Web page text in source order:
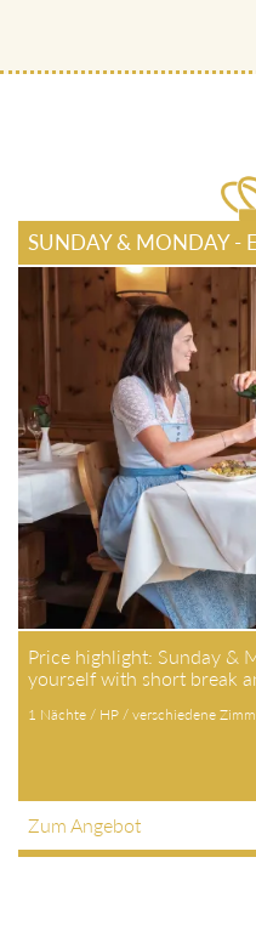
SUNDAY & MONDAY -
Price highlight: Sunday &
yourself with short break
1 Nächte / HP / verschiedene
Zum Angebot